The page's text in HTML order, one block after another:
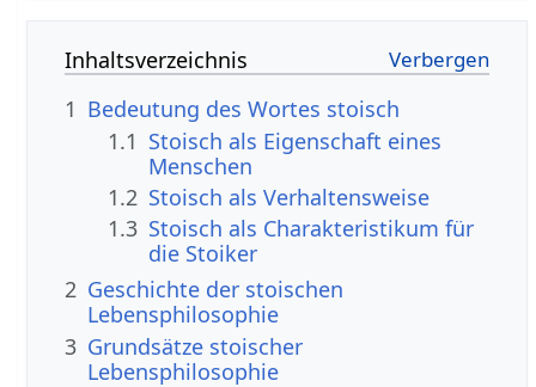
Inhaltsverzeichnis
1 Bedeutung des Wortes stoisch
1.1 Stoisch als Eigenschaft eines
Menschen
1.2 Stoisch als Verhaltensweise
1.3 Stoisch als Charakteristikum für
die Stoiker
2 Geschichte der stoischen
Lebensphilosophie
3 Grundsätze stoischer
Lebensphilosophie